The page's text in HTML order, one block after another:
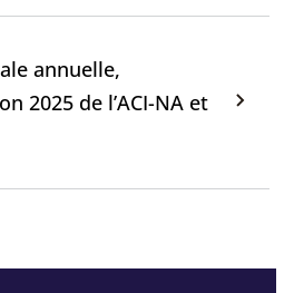
annuelle,
2025 de l’ACI-NA et